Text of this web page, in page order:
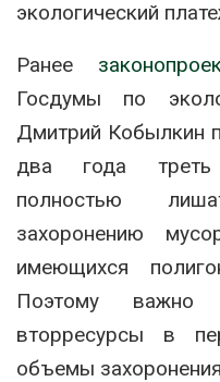
экологический
Ранее
Госдумы по
Дмитрий Кобылкин
два года треть
полностью
захоронению
имеющихся
Поэтому важно
вторресурсы в
объемы